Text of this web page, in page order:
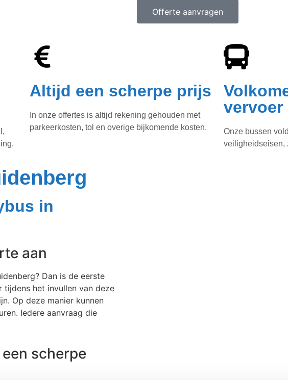
Offerte aanvragen
Altijd een scherpe prijs
In onze offertes is altijd rekening gehouden met
parkeerkosten, tol en overige bijkomende kosten.
vervoer
Onze bussen
veiligheidseisen,
in
aan
Dan is de eerste
tijdens het invullen van deze
Op deze manier kunnen
Iedere aanvraag die
scherpe